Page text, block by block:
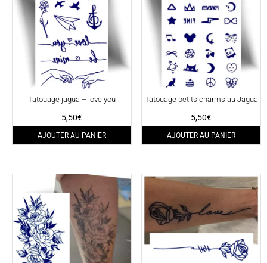
Tatouage jagua – love you
5,50€
AJOUTER AU PANIER
Tatouage petits charms au Jagua
5,50€
AJOUTER AU PANIER